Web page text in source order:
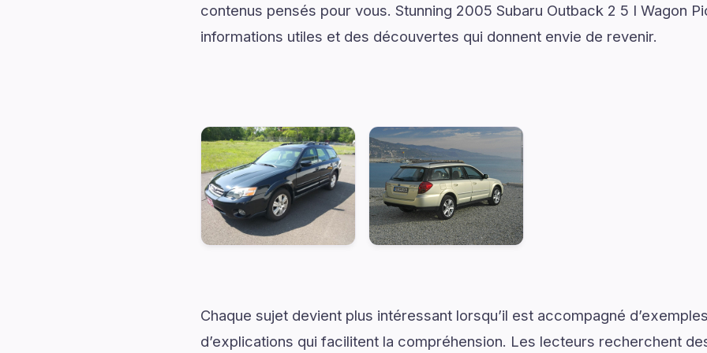
contenus pensés pour vous. Stunning 2005 Subaru Outback 2 5 I Wagon
informations utiles et des découvertes qui donnent envie de revenir.
Chaque sujet devient plus intéressant lorsqu’il est accompagné
d’explications qui facilitent la compréhension. Les lecteurs recherchent